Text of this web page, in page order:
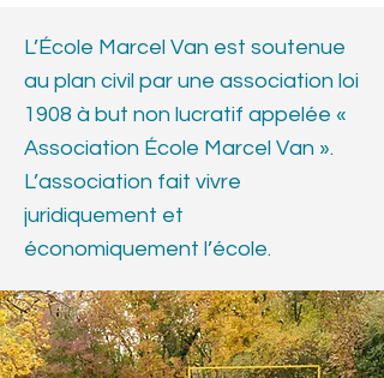
L’École Marcel Van est soutenue
au plan civil par une association loi
1908 à but non lucratif appelée «
Association École Marcel Van ».
L’association fait vivre
juridiquement et
économiquement l’école.